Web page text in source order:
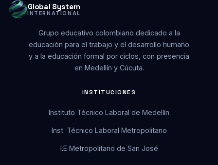
Global System
INTERNATIONAL
Grupo educativo colombiano dedicado a la
educación para el trabajo y el desarrollo humano
y a la educación formal por ciclos, con presencia
en Medellín y Cúcuta.
INSTITUCIONES
Instituto Técnico Laboral de Medellín
Inst. Técnico Laboral Metropolitano
I.E Metropolitano de San José